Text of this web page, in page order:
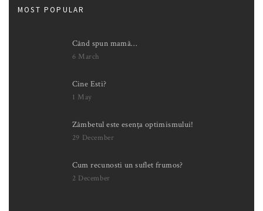
MOST POPULAR
Când spun mamă…
6 March
Cine Esti?
1 May
Zâmbetul este esența optimismului!
29 December
Cum recunosti un suflet frumos?
2 December